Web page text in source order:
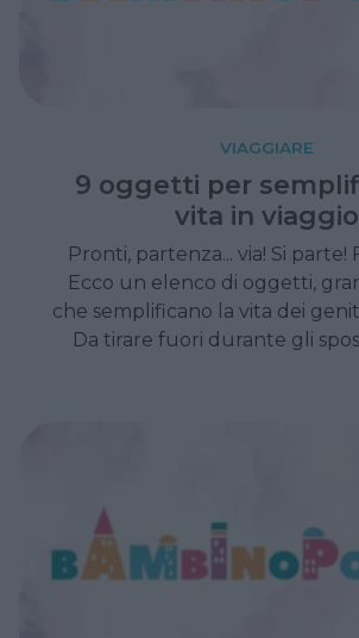
VIAGGIARE
9 oggetti per
vita in viaggio
Pronti, partenza... via! Si parte!
Ecco un elenco di oggetti,
che semplificano la vita dei
Da tirare fuori durante gli